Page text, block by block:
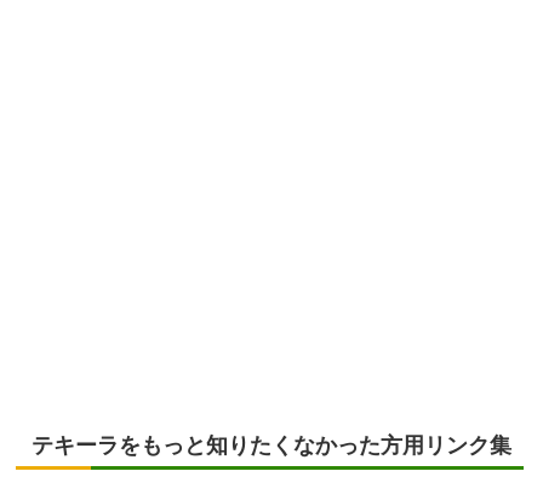
テキーラをもっと知りたくなかった方用リンク集